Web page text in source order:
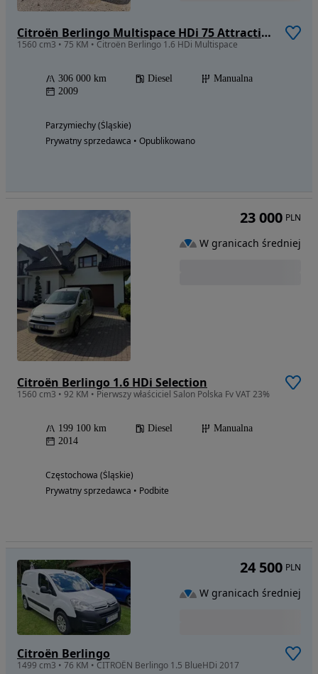
Citroën Berlingo Multispace HDi 75 Attraction
1560 cm3 • 75 KM • Citroën Berlingo 1.6 HDi Multispace
306 000 km Diesel
Manualna
2009
Parzymiechy (Śląskie)
Prywatny sprzedawca • Opublikowano
Citroën Berlingo 1.6 HDi Selection
1560 cm3 • 92 KM • Pierwszy właściciel Salon Polska Fv VAT 23%
199 100 km Diesel
Manualna
2014
Częstochowa (Śląskie)
Prywatny sprzedawca • Podbite
23 000 PLN
W granicach średniej
Citroën Berlingo
1499 cm3 • 76 KM • CITROËN Berlingo 1.5 BlueHDi 2017
24 500 PLN
W granicach średniej